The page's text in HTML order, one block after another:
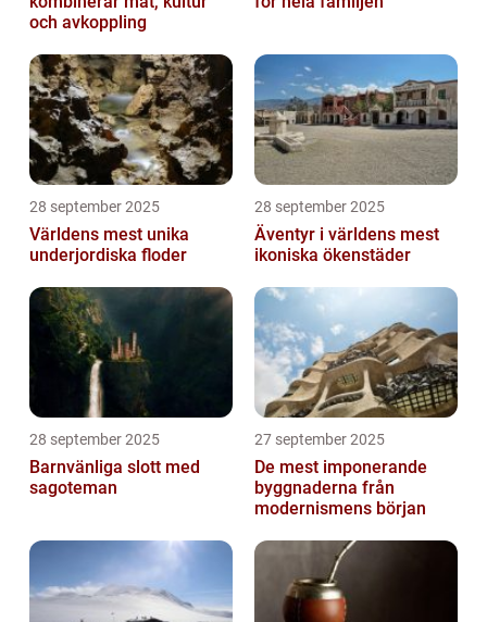
och avkoppling
28 september 2025
Världens mest unika
underjordiska floder
28 september 2025
Äventyr i världens mest
ikoniska ökenstäder
28 september 2025
Barnvänliga slott med
sagoteman
27 september 2025
De mest imponerande
byggnaderna från
modernismens början